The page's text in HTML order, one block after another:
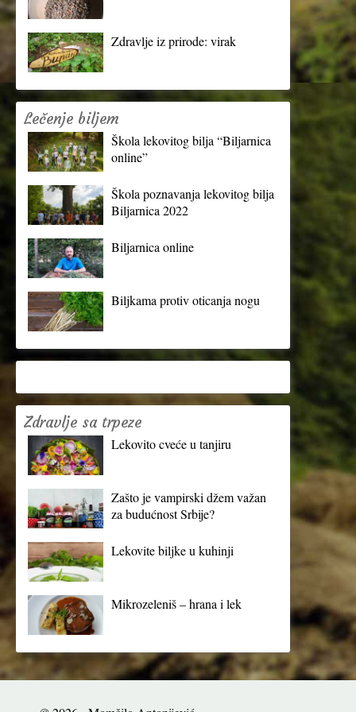
Zdravlje iz prirode: virak
Lečenje biljem
Škola lekovitog bilja “Biljarnica
online”
Škola poznavanja lekovitog bilja
Biljarnica 2022
Biljarnica online
Biljkama protiv oticanja nogu
Zdravlje sa trpeze
Lekovito cveće u tanjiru
Zašto je vampirski džem važan
za budućnost Srbije?
Lekovite biljke u kuhinji
Mikrozeleniš – hrana i lek